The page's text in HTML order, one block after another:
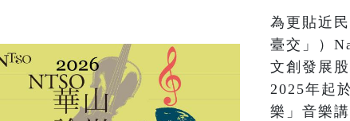
為更貼近
臺交」）
文創發展
2025年起
樂」音樂